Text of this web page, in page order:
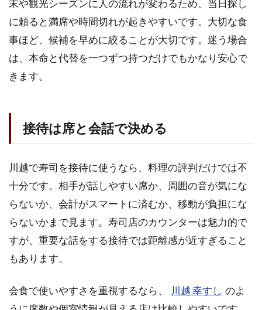
級
寿
司
活
用
緊張
い店
顔合
わせ
や家
族利
用は
を見
る
末や観光シーズンに人の流れが変わるため、当日探し
に頼ると満席や時間切れが起きやすいです。大切な食
事ほど、候補を早めに絞ることが大切です。迷う場合
は、本命と代替を一つずつ持つだけでもかなり安心で
きます。
接待は席と会話で決める
川越で寿司を接待に使うなら、料理の評判だけでは不
十分です。相手が話しやすい席か、周囲の音が気にな
らないか、会計がスマートに済むか、移動が負担にな
らないかまで見ます。寿司店のカウンターは魅力的で
すが、重要な話をする接待では距離感が近すぎること
もあります。
会食で使いやすさを重視するなら、 川越 幸すし のよ